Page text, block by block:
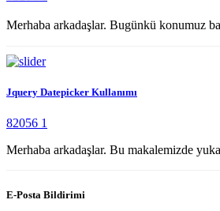
Merhaba arkadaşlar. Bugünkü konumuz
Jquery Datepicker Kullanımı
82056 1
Merhaba arkadaşlar. Bu makalemizde
E-Posta Bildirimi